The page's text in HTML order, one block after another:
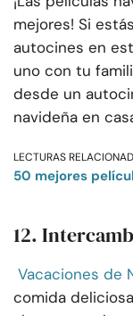
mejores! Si
autocines en
uno con tu
desde un
navideña en
LECTURAS
50 mejores
12.
Vacaciones de
comida